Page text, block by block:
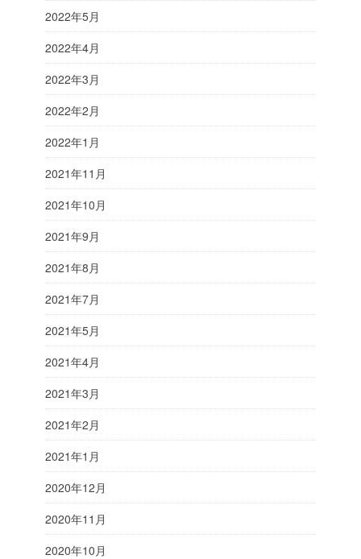
2022年5月
2022年4月
2022年3月
2022年2月
2022年1月
2021年11月
2021年10月
2021年9月
2021年8月
2021年7月
2021年5月
2021年4月
2021年3月
2021年2月
2021年1月
2020年12月
2020年11月
2020年10月